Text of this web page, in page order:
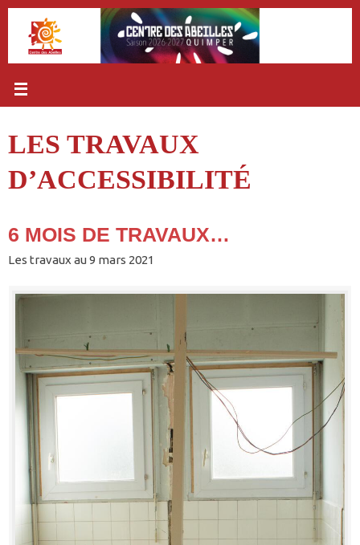
Passer
contenu
LES TRAVAUX
D’ACCESSIBILITÉ
6 MOIS DE TRAVAUX…
Les travaux au 9 mars 2021